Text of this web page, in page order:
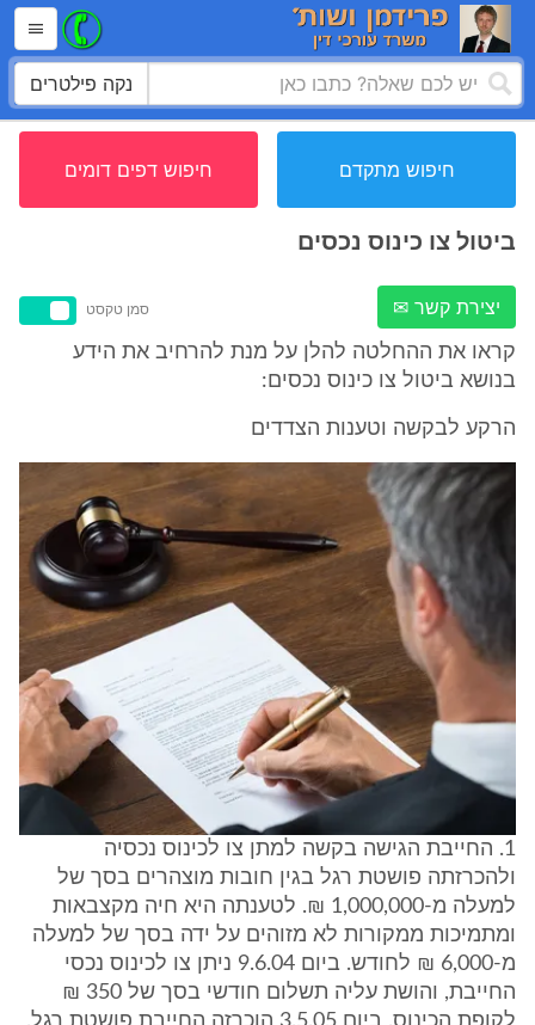
נקה פילטרים
חיפוש מתקדם חיפוש דפים דומים
ביטול צו כינוס נכסים
יצירת קשר ✉ סמן טקסט
קראו את ההחלטה להלן על מנת להרחיב את הידע
בנושא ביטול צו כינוס נכסים:
הרקע לבקשה וטענות הצדדים
1. החייבת הגישה בקשה למתן צו לכינוס נכסיה
ולהכרזתה פושטת רגל בגין חובות מוצהרים בסך של
למעלה מ-1,000,000 ₪. לטענתה היא חיה מקצבאות
ומתמיכות ממקורות לא מזוהים על ידה בסך של למעלה
מ-6,000 ₪ לחודש. ביום 9.6.04 ניתן צו לכינוס נכסי
החייבת, והושת עליה תשלום חודשי בסך של 350 ₪